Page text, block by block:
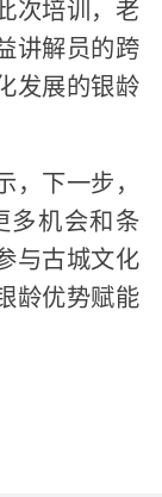
次培训，老
讲解员的跨
发展的银龄
下一步，
多机会和条
与古城文化
龄优势赋能